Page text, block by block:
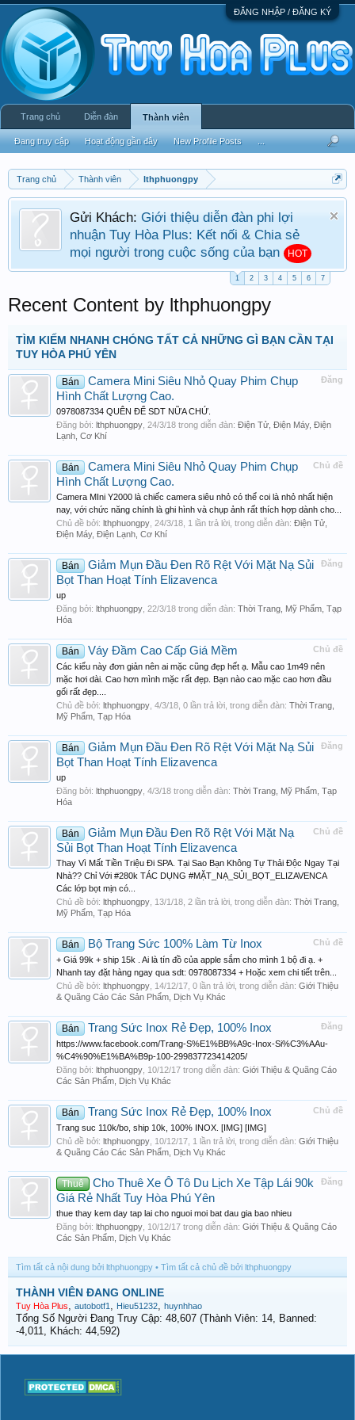
ĐĂNG NHẬP / ĐĂNG KÝ
Trang chủ Thành viên lthphuongpy
Gửi Khách: Giới thiệu diễn đàn phi lợi
nhuận Tuy Hòa Plus: Kết nối & Chia sẻ
mọi người trong cuộc sống của bạn
HOT
1 2 3 4 5 6 7
Recent Content by lthphuongpy
TÌM KIẾM NHANH CHÓNG TẤT CẢ NHỮNG GÌ BẠN CẦN TẠI
TUY HÒA PHÚ YÊN
Đăng
Bán
Camera Mini Siêu Nhỏ Quay Phim Chụp
Hình Chất Lượng Cao.
0978087334 QUÊN ĐỂ SDT NỮA CHỨ.
Đăng bởi: lthphuongpy 24/3/18 trong diễn đàn: Điện Tử, Điện Máy, Điện
Lạnh, Cơ Khí
Chủ đề
Bán
Camera Mini Siêu Nhỏ Quay Phim Chụp
Hình Chất Lượng Cao.
Camera MIni Y2000 là chiếc camera siêu nhỏ có thể coi là nhỏ nhất hiện
nay, với chức năng chính là ghi hình và chụp ảnh rất thích hợp dành cho...
Chủ đề bởi: lthphuongpy 24/3/18 , 1 lần trả lời, trong diễn đàn: Điện Tử,
Điện Máy, Điện Lạnh, Cơ Khí
Đăng
Bán
Giảm Mụn Đầu Đen Rõ Rệt Với Mặt Nạ Sủi
Bọt Than Hoạt Tính Elizavenca
up
Đăng bởi: lthphuongpy 22/3/18 trong diễn đàn: Thời Trang, Mỹ Phẩm, Tạp
Hóa
Chủ đề
Bán Váy Đầm Cao Cấp Giá Mềm
Các kiểu này đơn giản nên ai mặc cũng đẹp hết ạ. Mẫu cao 1m49 nên
mặc hơi dài. Cao hơn mình mặc rất đẹp. Bạn nào cao mặc cao hơn đầu
gối rất đẹp....
Chủ đề bởi: lthphuongpy 4/3/18 , 0 lần trả lời, trong diễn đàn: Thời Trang,
Mỹ Phẩm, Tạp Hóa
Đăng
Bán
Giảm Mụn Đầu Đen Rõ Rệt Với Mặt Nạ Sủi
Bọt Than Hoạt Tính Elizavenca
up
Đăng bởi: lthphuongpy 4/3/18 trong diễn đàn: Thời Trang, Mỹ Phẩm, Tạp
Hóa
Chủ đề
Bán
Giảm Mụn Đầu Đen Rõ Rệt Với Mặt Nạ
Sủi Bọt Than Hoạt Tính Elizavenca
Thay Vì Mất Tiền Triệu Đi SPA. Tại Sao Bạn Không Tự Thải Độc Ngay Tại
Nhà?? Chỉ Với #280k TÁC DỤNG #MẶT_NẠ_SỦI_BỌT_ELIZAVENCA
Các lớp bọt mịn có...
Chủ đề bởi: lthphuongpy 13/1/18 , 2 lần trả lời, trong diễn đàn: Thời Trang,
Mỹ Phẩm, Tạp Hóa
Chủ đề
Bán Bộ Trang Sức 100% Làm Từ Inox
+ Giá 99k + ship 15k . Ai là tín đồ của apple sắm cho mình 1 bộ đi ạ. +
Nhanh tay đặt hàng ngay qua sdt: 0978087334 + Hoặc xem chi tiết trên...
Chủ đề bởi: lthphuongpy 14/12/17 , 0 lần trả lời, trong diễn đàn: Giới Thiệu
& Quãng Cáo Các Sản Phẩm, Dịch Vụ Khác
Đăng
Bán Trang Sức Inox Rẻ Đẹp, 100% Inox
https://www.facebook.com/Trang-S%E1%BB%A9c-Inox-Si%C3%AAu-
%C4%90%E1%BA%B9p-100-299837723414205/
Đăng bởi: lthphuongpy 10/12/17 trong diễn đàn: Giới Thiệu & Quãng Cáo
Các Sản Phẩm, Dịch Vụ Khác
Chủ đề
Bán Trang Sức Inox Rẻ Đẹp, 100% Inox
Trang suc 110k/bo, ship 10k, 100% INOX. [IMG] [IMG]
Chủ đề bởi: lthphuongpy 10/12/17 , 1 lần trả lời, trong diễn đàn: Giới Thiệu
& Quãng Cáo Các Sản Phẩm, Dịch Vụ Khác
Đăng
Thuê
Cho Thuê Xe Ô Tô Du Lịch Xe Tập Lái 90k
Giá Rẻ Nhất Tuy Hòa Phú Yên
thue thay kem day tap lai cho nguoi moi bat dau gia bao nhieu
Đăng bởi: lthphuongpy 10/12/17 trong diễn đàn: Giới Thiệu & Quãng Cáo
Các Sản Phẩm, Dịch Vụ Khác
Tìm tất cả nội dung bởi lthphuongpy Tìm tất cả chủ đề bởi lthphuongpy
THÀNH VIÊN ĐANG ONLINE
Tuy Hòa Plus, autobotf1 , Hieu51232, huynhhao
Tổng Số Người Đang Truy Cập: 48,607 (Thành Viên: 14, Banned:
-4,011, Khách: 44,592)
Trang chủ Diễn đàn Thành viên
Đang truy cập Hoạt động gần đây New Profile Posts ...